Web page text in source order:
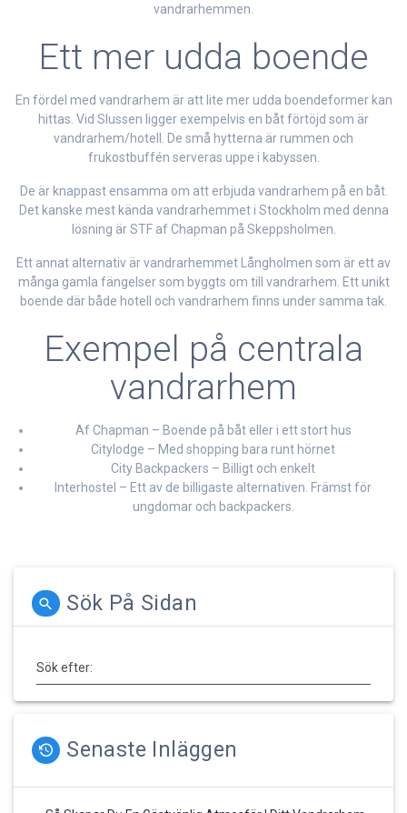
vandrarhemmen.
Ett mer udda boende
En fördel med vandrarhem är att lite mer udda boendeformer kan
hittas. Vid Slussen ligger exempelvis en båt förtöjd som är
vandrarhem/hotell. De små hytterna är rummen och
frukostbuffén serveras uppe i kabyssen.
De är knappast ensamma om att erbjuda vandrarhem på en båt.
Det kanske mest kända vandrarhemmet i Stockholm med denna
lösning är STF af Chapman på Skeppsholmen.
Ett annat alternativ är vandrarhemmet Långholmen som är ett av
många gamla fängelser som byggts om till vandrarhem. Ett unikt
boende där både hotell och vandrarhem finns under samma tak.
Exempel på centrala
vandrarhem
Af Chapman – Boende på båt eller i ett stort hus
Citylodge – Med shopping bara runt hörnet
City Backpackers – Billigt och enkelt
Interhostel – Ett av de billigaste alternativen. Främst för
ungdomar och backpackers.
Sök På Sidan
Sök efter:
Senaste Inläggen